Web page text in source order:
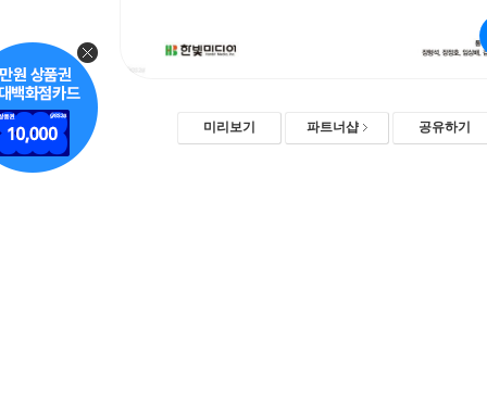
미리보기 파트너샵 공유하기